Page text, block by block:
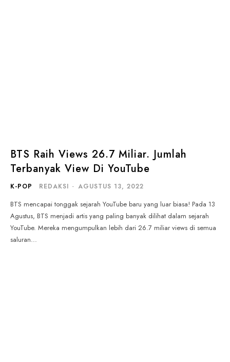
BTS Raih Views 26.7 Miliar. Jumlah
Terbanyak View Di YouTube
K-POP REDAKSI - AGUSTUS 13, 2022
BTS mencapai tonggak sejarah YouTube baru yang luar biasa! Pada 13
Agustus, BTS menjadi artis yang paling banyak dilihat dalam sejarah
YouTube. Mereka mengumpulkan lebih dari 26.7 miliar views di semua
saluran...